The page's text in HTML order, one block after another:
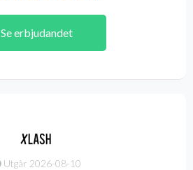
Se erbjudandet
Utgår 2026-08-10